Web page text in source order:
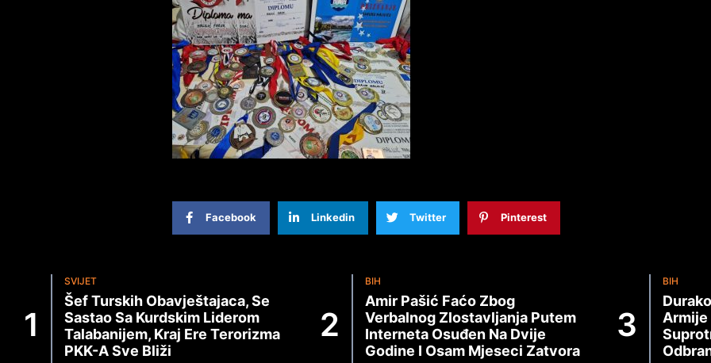
Facebook Linkedin Twitter Pinterest
SVIJET
Šef Turskih Obavještajaca, Se
Sastao Sa Kurdskim Liderom
Talabanijem, Kraj Ere Terorizma
PKK-A Sve Bliži
BIH
Amir Pašić Faćo Zbog
Verbalnog Zlostavljanja Putem
Interneta Osuđen Na Dvije
Godine I Osam Mjeseci Zatvora
BIH
Armije